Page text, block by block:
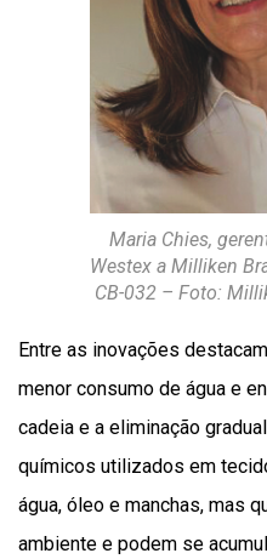
Maria Chies,
Westex a Milliken
CB-032 – Foto:
Entre as inovações
menor consumo de água e
cadeia e a eliminação
químicos utilizados em
água, óleo e manchas, mas
ambiente e podem se